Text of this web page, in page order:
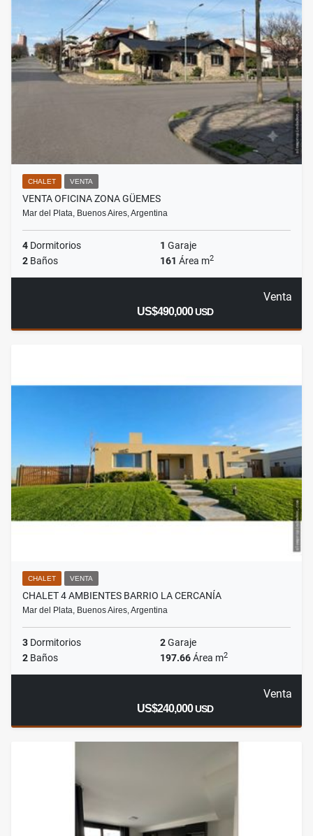
CHALET VENTA
VENTA OFICINA ZONA GÜEMES
Mar del Plata, Buenos Aires, Argentina
4 Dormitorios 1 Garaje
2 Baños 161 Área m2
Venta
US$490,000USD
CHALET VENTA
CHALET 4 AMBIENTES BARRIO LA CERCANÍA
Mar del Plata, Buenos Aires, Argentina
3 Dormitorios 2Garaje
2 Baños 197.66Área m2
Venta
US$240,000USD